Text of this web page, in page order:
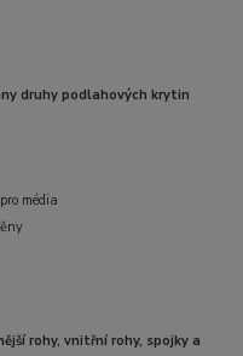
druhy podlahových krytin
média
rohy, vnitřní rohy, spojky a